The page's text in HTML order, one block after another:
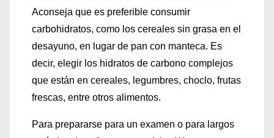
Aconseja que es preferible consumir
carbohidratos, como los cereales sin grasa en el
desayuno, en lugar de pan con manteca. Es
decir, elegir los hidratos de carbono complejos
que están en cereales, legumbres, choclo, frutas
frescas, entre otros alimentos.
Para prepararse para un examen o para largos